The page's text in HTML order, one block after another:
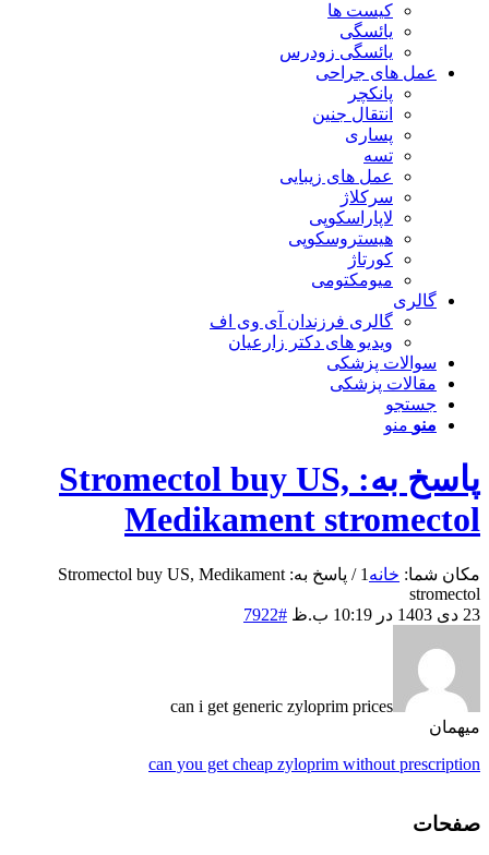
کیست ها
یائسگی
یائسگی زودرس
عمل های جراحی
پانکچر
انتقال جنین
پساری
تسه
عمل های زیبایی
سرکلاژ
لاپاراسکوپی
هیستروسکوپی
کورتاژ
میومکتومی
گالری
گالری فرزندان آی وی اف
ویدیو های دکتر زارعیان
سوالات پزشکی
مقالات پزشکی
جستجو
منو منو
پاسخ به: Stromectol buy US,
Medikament stromectol
مکان شما: خانه 1
/
پاسخ به: Stromectol buy US, Medikament
stromectol
23 دی 1403 در 10:19 ب.ظ
#7922
can i get generic zyloprim prices
میهمان
can you get cheap zyloprim without prescription
صفحات